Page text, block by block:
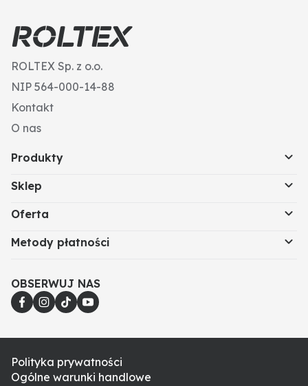
ROLTEX Sp. z o.o.
NIP 564-000-14-88
Kontakt
O nas
Produkty
Sklep
Oferta
Metody płatności
OBSERWUJ NAS
Polityka prywatności
Ogólne warunki handlowe